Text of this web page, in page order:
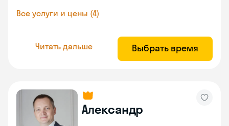
Все услуги и цены (4)
Читать дальше Выбрать время
Александр